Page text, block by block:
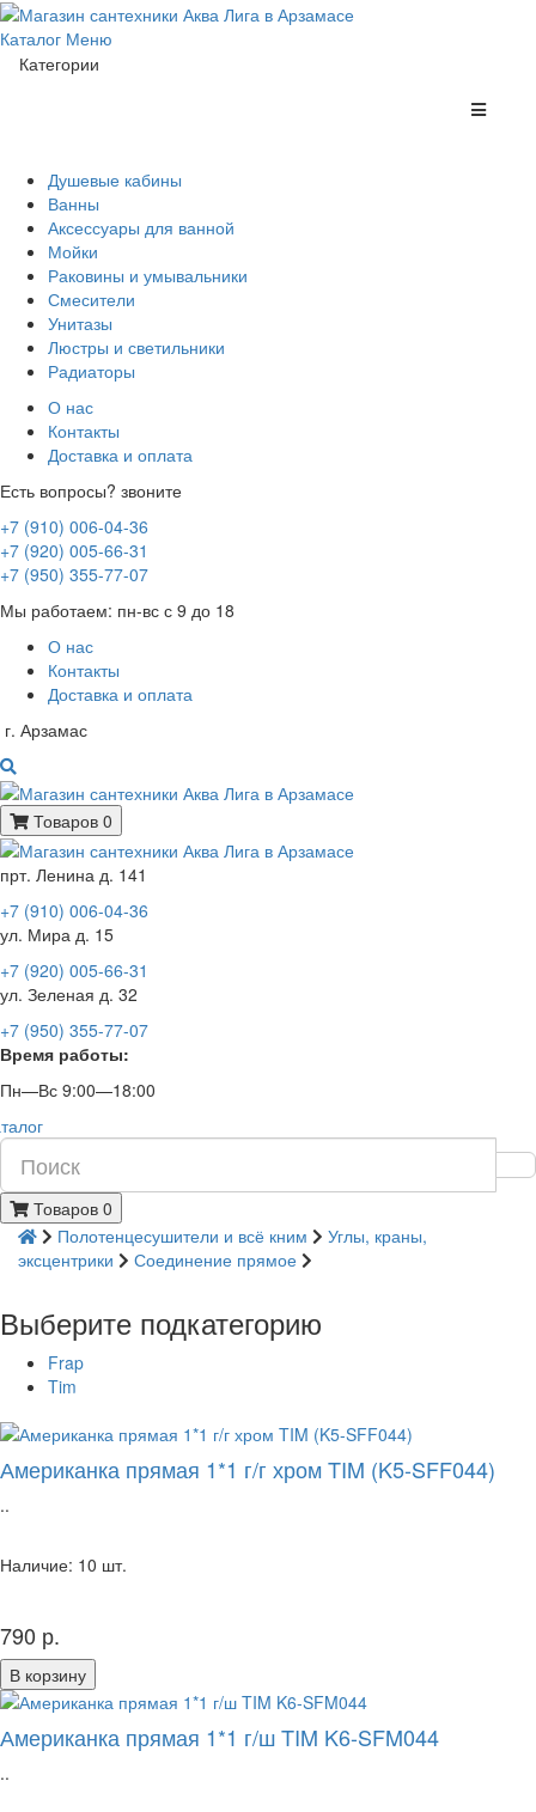
Каталог Меню
Категории
Душевые кабины
Ванны
Аксессуары для ванной
Мойки
Раковины и умывальники
Смесители
Унитазы
Люстры и светильники
Радиаторы
О нас
Контакты
Доставка и оплата
Есть вопросы? звоните
+7 (910) 006-04-36
+7 (920) 005-66-31
+7 (950) 355-77-07
Мы работаем: пн-вс с 9 до 18
О нас
Контакты
Доставка и оплата
г. Арзамас
Товаров 0
прт. Ленина д. 141
+7 (910) 006-04-36
ул. Мира д. 15
+7 (920) 005-66-31
ул. Зеленая д. 32
+7 (950) 355-77-07
Время работы:
Пн—Вс 9:00—18:00
Товаров 0
Полотенцесушители и всё кним
Углы, краны,
эксцентрики
Соединение прямое
Выберите подкатегорию
Frap
Tim
Американка прямая 1*1 г/г хром TIM (K5-SFF044)
..
Наличие: 10 шт.
790 р.
В корзину
Американка прямая 1*1 г/ш TIM K6-SFM044
..